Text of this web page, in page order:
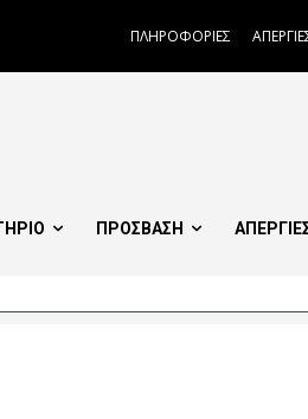
ΠΛΗΡΟΦΟΡΙΕΣ
ΠΡΟΣΒΑΣΗ